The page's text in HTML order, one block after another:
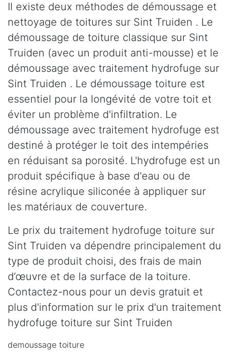
Il existe deux méthodes de démoussage et
nettoyage de toitures sur Sint Truiden . Le
démoussage de toiture classique sur Sint
Truiden (avec un produit anti-mousse) et le
démoussage avec traitement hydrofuge sur
Sint Truiden . Le démoussage toiture est
essentiel pour la longévité de votre toit et
éviter un problème d'infiltration. Le
démoussage avec traitement hydrofuge est
destiné à protéger le toit des intempéries
en réduisant sa porosité. L'hydrofuge est un
produit spécifique à base d'eau ou de
résine acrylique siliconée à appliquer sur
les matériaux de couverture.
Le prix du traitement hydrofuge toiture sur
Sint Truiden va dépendre principalement du
type de produit choisi, des frais de main
d’œuvre et de la surface de la toiture.
Contactez-nous pour un devis gratuit et
plus d'information sur le prix d'un traitement
hydrofuge toiture sur Sint Truiden
demoussage toiture